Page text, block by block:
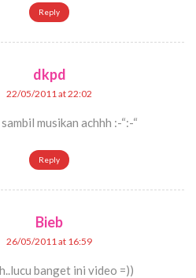
Reply
dkpd
22/05/2011 at 22:02
musikan achhh :-“:-“
Reply
Bieb
26/05/2011 at 16:59
banget ini video =))